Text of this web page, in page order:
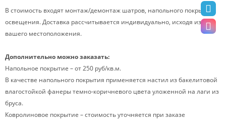
В стоимость входят монтаж/демонтаж шатров, напольного покрытия,
освещения. Доставка рассчитывается индивидуально, исходя из
вашего местоположения.
Дополнительно можно заказать:
Напольное покрытие – от 250 руб/кв.м.
В качестве напольного покрытия применяется настил из бакелитовой
влагостойкой фанеры темно-коричневого цвета уложенной на лаги из
бруса.
Ковролиновое покрытие – стоимость уточняется при заказе